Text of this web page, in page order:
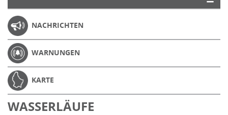
NACHRICHTEN
WARNUNGEN
KARTE
WASSERLÄUFE